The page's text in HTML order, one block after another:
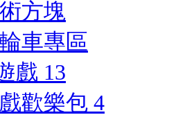
方塊
車專區
戲 13
歡樂包 4